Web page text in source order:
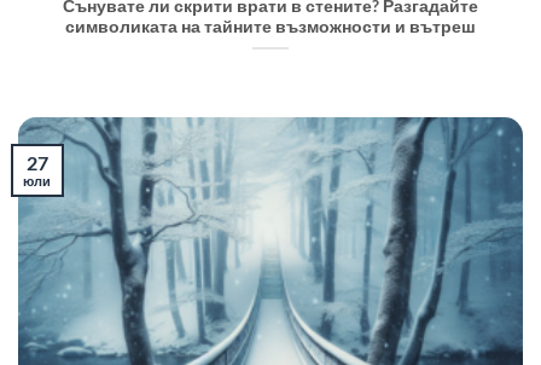
Сънувате ли скрити врати в стените? Разгадайте
символиката на тайните възможности и вътреш
27
юли